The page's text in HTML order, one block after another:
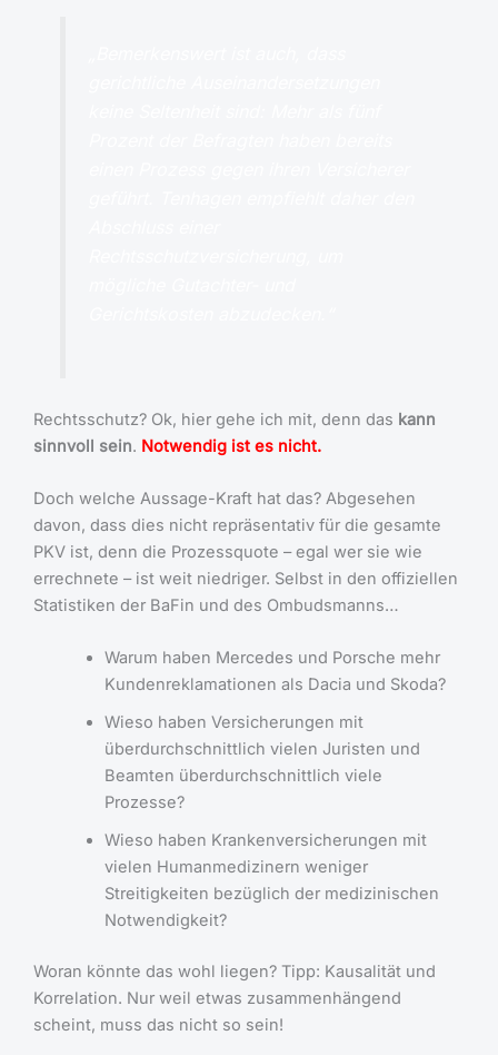
Rechtsschutz? Ok, hier gehe ich mit, denn das kann
sinnvoll sein. Notwendig ist es nicht.
Doch welche Aussage-Kraft hat das? Abgesehen
davon, dass dies nicht repräsentativ für die gesamte
PKV ist, denn die Prozessquote – egal wer sie wie
errechnete – ist weit niedriger. Selbst in den offiziellen
Statistiken der BaFin und des Ombudsmanns…
Warum haben Mercedes und Porsche mehr
Kundenreklamationen als Dacia und Skoda?
Wieso haben Versicherungen mit
überdurchschnittlich vielen Juristen und
Beamten überdurchschnittlich viele
Prozesse?
Wieso haben Krankenversicherungen mit
vielen Humanmedizinern weniger
Streitigkeiten bezüglich der medizinischen
Notwendigkeit?
Woran könnte das wohl liegen? Tipp: Kausalität und
Korrelation. Nur weil etwas zusammenhängend
scheint, muss das nicht so sein!